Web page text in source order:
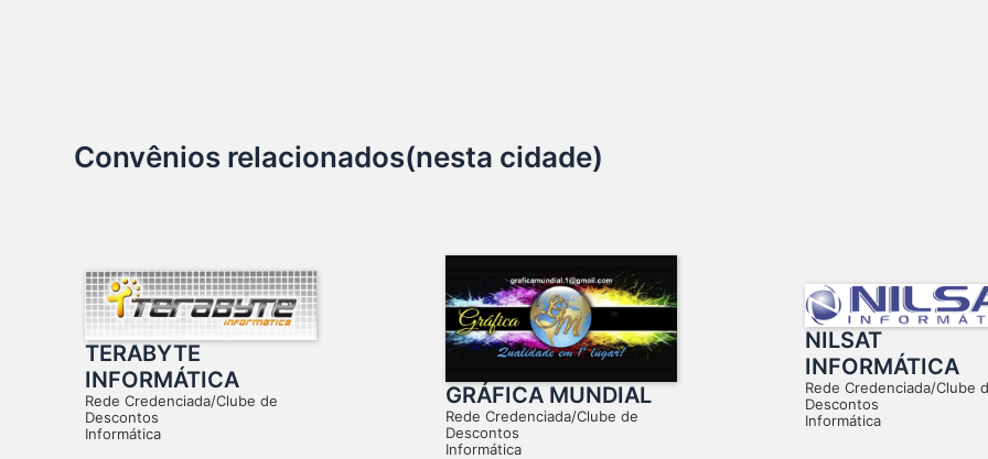
Convênios relacionados(nesta cidade)
TERABYTE
INFORMÁTICA
Rede Credenciada/Clube de
Descontos
Informática
GRÁFICA MUNDIAL
Rede Credenciada/Clube de
Descontos
Informática
NILSAT
INFORMÁTICA
Rede Credenciada/Clube
Descontos
Informática